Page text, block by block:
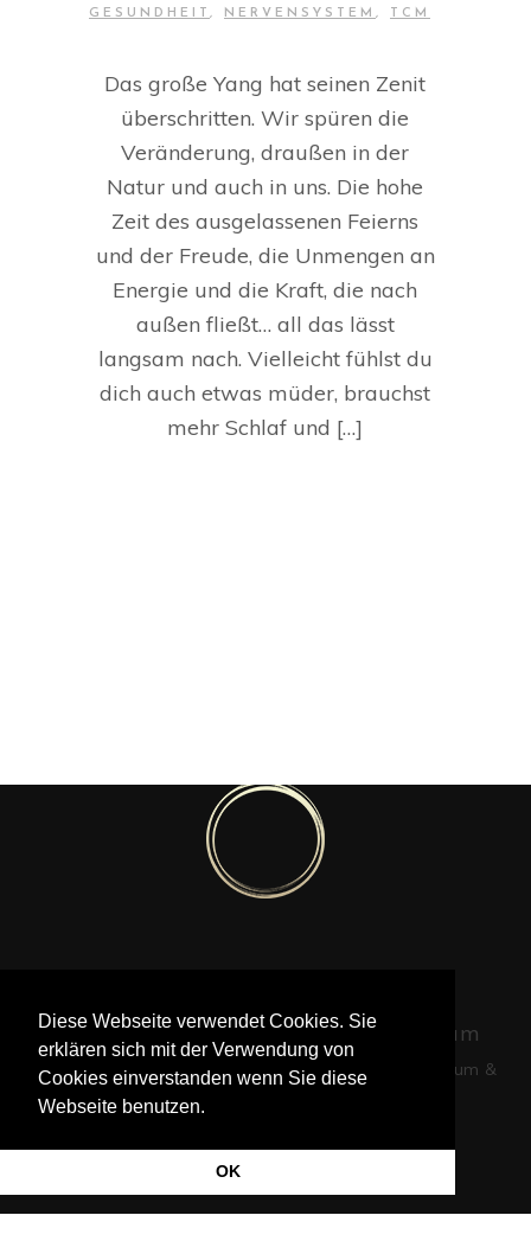
Diese Webseite verwendet Cookies. Sie
erklären sich mit der Verwendung von
Cookies einverstanden wenn Sie diese
Webseite benutzen.
OK
GESUNDHEIT , NERVENSYSTEM , TCM
Das große Yang hat seinen Zenit
überschritten. Wir spüren die
Veränderung, draußen in der
Natur und auch in uns. Die hohe
Zeit des ausgelassenen Feierns
und der Freude, die Unmengen an
Energie und die Kraft, die nach
außen fließt… all das lässt
langsam nach. Vielleicht fühlst du
dich auch etwas müder, brauchst
mehr Schlaf und […]
Foto © Krisztina Turna | Foto © William
Loveder |Website von Jered Morin|
Impressum &